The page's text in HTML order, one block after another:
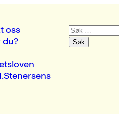
oss
du?
Søk
etter: